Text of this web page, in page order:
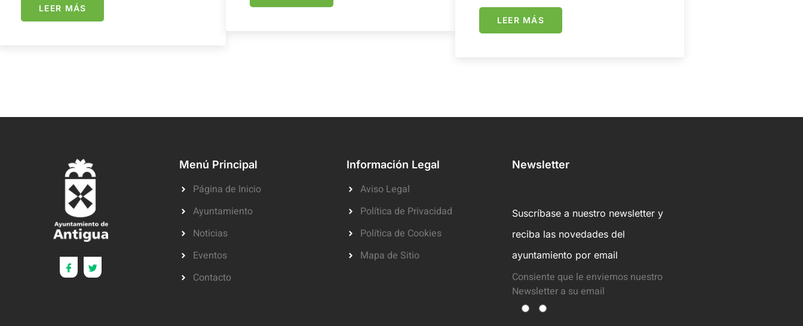
LEER MÁS
LEER MÁS
Menú Principal
Página de Inicio
Ayuntamiento
Noticias
Eventos
Contacto
Información Legal
Aviso Legal
Política de Privacidad
Política de Cookies
Mapa de Sitio
Newsletter
Suscríbase a nuestro newsletter y
reciba las novedades del
ayuntamiento por email
Consiente que le enviemos nuestro
Newsletter a su email